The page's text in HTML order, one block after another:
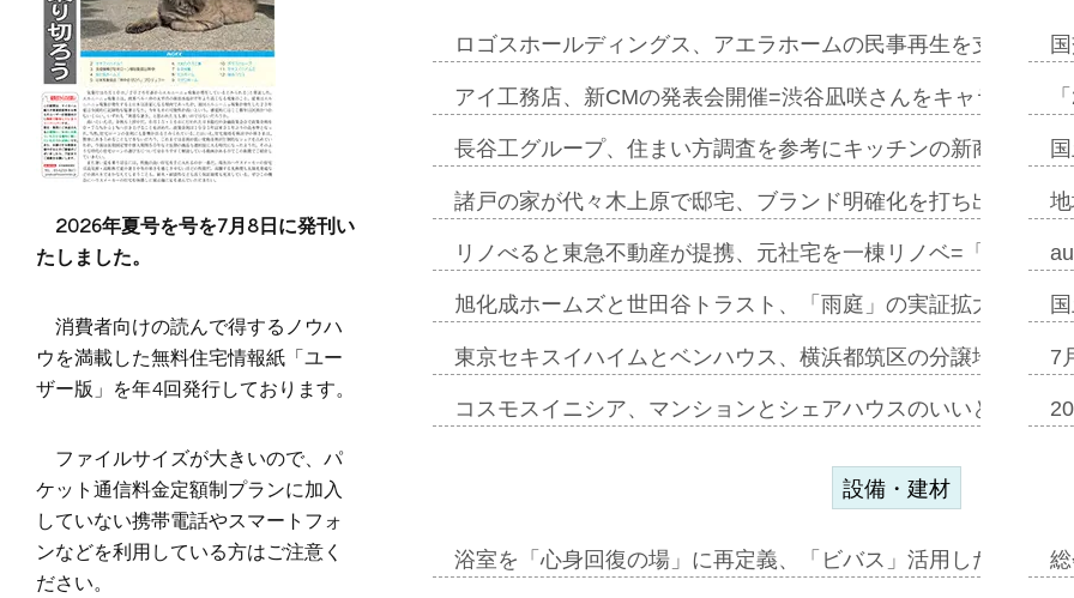
ロゴスホールディングス、アエラホームの民事再生を支援=ス
アイ工務店、新CMの発表会開催=渋谷凪咲さんをキャラクタ
長谷工グループ、住まい方調査を参考にキッチンの新商品=「
諸戸の家が代々木上原で邸宅、ブランド明確化を打ち出す=年
リノべると東急不動産が提携、元社宅を一棟リノベ=「職住遊
旭化成ホームズと世田谷トラスト、「雨庭」の実証拡大へ=ガ
東京セキスイハイムとベンハウス、横浜都筑区の分譲地開発で
コスモスイニシア、マンションとシェアハウスのいいとこどり
7
設備・建材
浴室を「心身回復の場」に再定義、「ビバス」活用した新入浴
2026年夏号を号を7月8日に発刊い
たしました。
消費者向けの読んで得するノウハ
ウを満載した無料住宅情報紙「ユー
ザー版」を年4回発行しております。
ファイルサイズが大きいので、パ
ケット通信料金定額制プランに加入
していない携帯電話やスマートフォ
ンなどを利用している方はご注意く
ださい。